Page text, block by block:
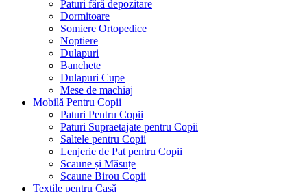
Paturi fără depozitare
Dormitoare
Somiere Ortopedice
Noptiere
Dulapuri
Banchete
Dulapuri Cupe
Mese de machiaj
Mobilă Pentru Copii
Paturi Pentru Copii
Paturi Supraetajate pentru Copii
Saltele pentru Copii
Lenjerie de Pat pentru Copii
Scaune și Măsuțe
Scaune Birou Copii
Textile pentru Casă